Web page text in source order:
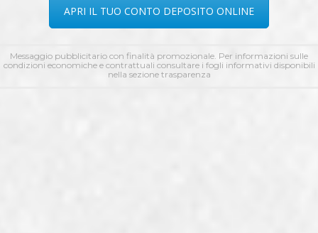
APRI IL TUO CONTO DEPOSITO ONLINE
Messaggio pubblicitario con finalità promozionale. Per informazioni sulle
condizioni economiche e contrattuali consultare i fogli informativi disponibili
nella sezione trasparenza